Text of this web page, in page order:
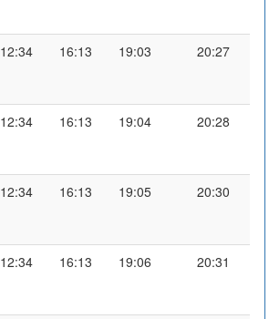
12:34 16:13 19:03 20:27
12:34 16:13 19:04 20:28
12:34 16:13 19:05 20:30
12:34 16:13 19:06 20:31